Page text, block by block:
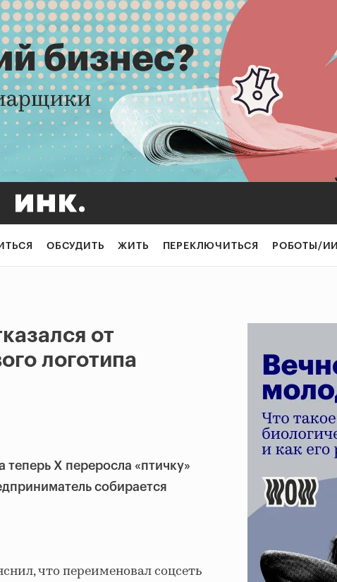
ОБСУДИТЬ ЖИТЬ ПЕРЕКЛЮЧИТЬСЯ РОБОТЫ/ИИ
от
логотипа
X переросла «птичку»
собирается
что переименовал соцсеть